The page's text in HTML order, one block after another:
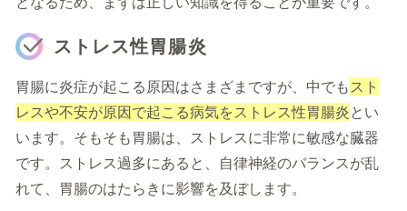
ストレス性胃腸炎
胃腸に炎症が起こる原因はさまざまですが、中でも スト
レスや不安が原因で起こる病気をストレス性胃腸炎とい
います。そもそも胃腸は、ストレスに非常に敏感な臓器
です。ストレス過多にあると、自律神経のバランスが乱
れて、胃腸のはたらきに影響を及ぼします。